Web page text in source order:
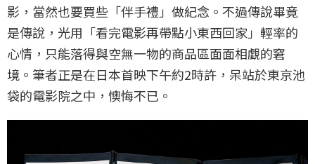
影，當然也要買些「伴手禮」做紀念。不過傳說畢竟
是傳說，光用「看完電影再帶點小東西回家」輕率的
心情，只能落得與空無一物的商品區面面相覷的窘
境。筆者正是在日本首映下午約2時許，呆站於東京池
袋的電影院之中，懊悔不已。